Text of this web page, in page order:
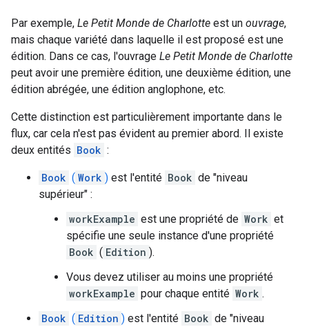
Par exemple, Le Petit Monde de Charlotte est un ouvrage,
mais chaque variété dans laquelle il est proposé est une
édition. Dans ce cas, l'ouvrage Le Petit Monde de Charlotte
peut avoir une première édition, une deuxième édition, une
édition abrégée, une édition anglophone, etc.
Cette distinction est particulièrement importante dans le
flux, car cela n'est pas évident au premier abord. Il existe
deux entités Book :
Book ( Work ) est l'entité Book de "niveau
supérieur" :
workExample est une propriété de Work et
spécifie une seule instance d'une propriété
Book ( Edition ).
Vous devez utiliser au moins une propriété
workExample pour chaque entité Work .
Book ( Edition ) est l'entité Book de "niveau